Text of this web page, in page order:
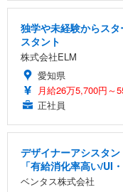
独学や未経験からス
スタント
株式会社ELM
愛知県
月給26万5,700円～
正社員
デザイナーアシスタ
「有給消化率高い/UI
ベンタス株式会社